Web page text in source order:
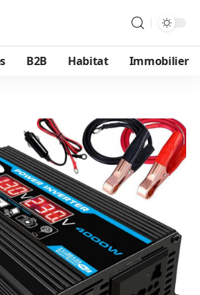
B2B Habitat Immobilier